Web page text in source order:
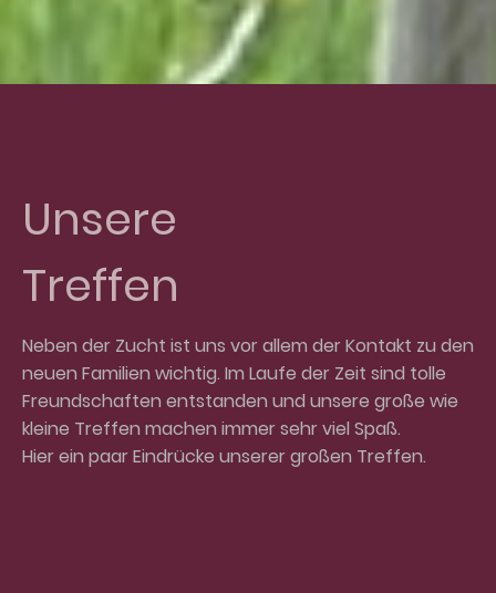
Unsere
Treffen
Neben der Zucht ist uns vor allem der Kontakt zu den
neuen Familien wichtig. Im Laufe der Zeit sind tolle
Freundschaften entstanden und unsere große wie
kleine Treffen machen immer sehr viel Spaß.
Hier ein paar Eindrücke unserer großen Treffen.